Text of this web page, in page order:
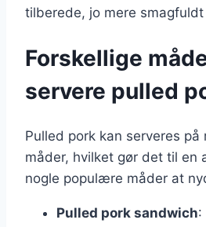
tilberede, jo mere
Forskellige
servere pulled
Pulled pork kan serveres på
måder, hvilket gør det til en
nogle populære måder at
Pulled pork sandwich: